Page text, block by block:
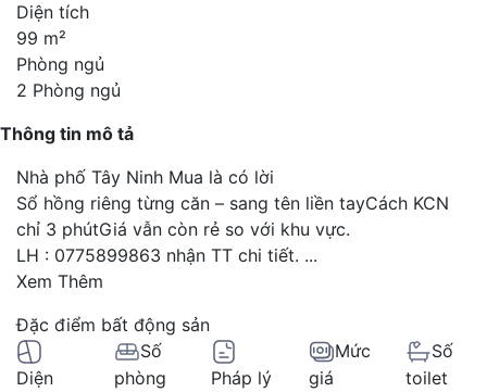
Diện tích
99 m²
Phòng ngủ
2 Phòng ngủ
Thông tin mô tả
Nhà phố Tây Ninh Mua là có lời
Sổ hồng riêng từng căn – sang tên liền tayCách KCN
chỉ 3 phútGiá vẫn còn rẻ so với khu vực.
LH : 0775899863 nhận TT chi tiết. ...
Xem Thêm
Đặc điểm bất động sản
Diện
Số
phòng
Pháp lý
Mức
giá
Số
toilet